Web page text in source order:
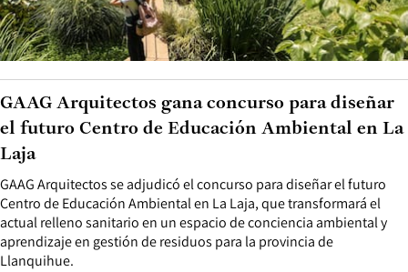
GAAG Arquitectos se adjudicó el concurso para diseñar el futuro
Centro de Educación Ambiental en La Laja, que transformará el
actual relleno sanitario en un espacio de conciencia ambiental y
aprendizaje en gestión de residuos para la provincia de
Llanquihue.
GAAG Arquitectos gana concurso para diseñar
el futuro Centro de Educación Ambiental en La
Laja